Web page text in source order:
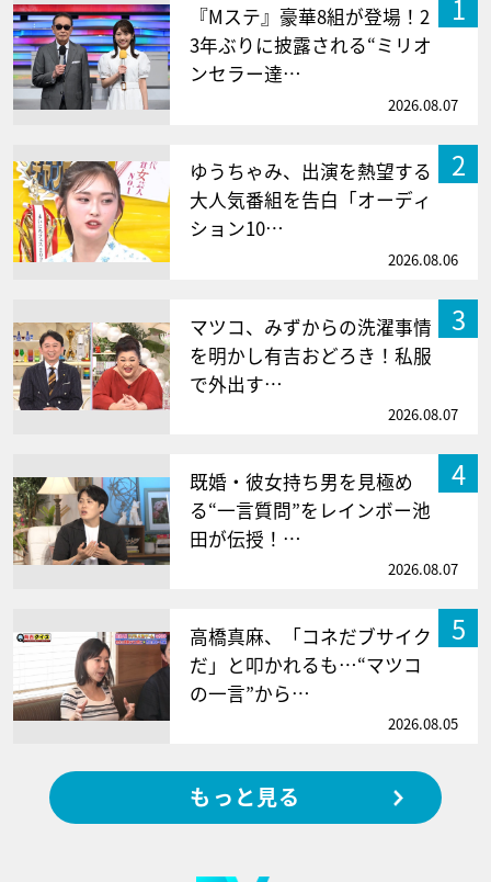
1
『Mステ』豪華8組が登場！2
3年ぶりに披露される“ミリオ
ンセラー達…
2026.08.07
2
ゆうちゃみ、出演を熱望する
大人気番組を告白「オーディ
ション10…
2026.08.06
3
マツコ、みずからの洗濯事情
を明かし有吉おどろき！私服
で外出す…
2026.08.07
4
既婚・彼女持ち男を見極め
る“一言質問”をレインボー池
田が伝授！…
2026.08.07
5
高橋真麻、「コネだブサイク
だ」と叩かれるも…“マツコ
の一言”から…
2026.08.05
もっと見る